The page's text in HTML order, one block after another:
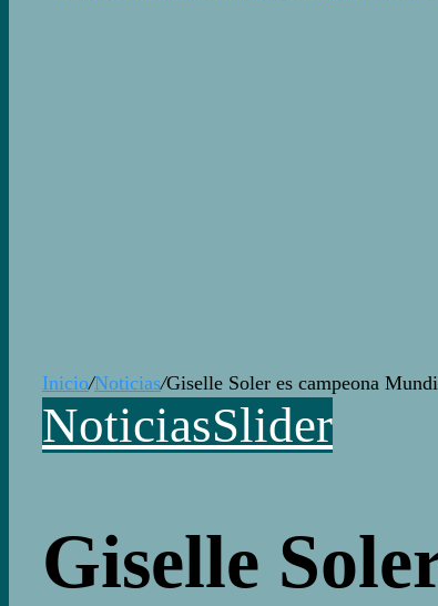
Inicio/Noticias/Giselle Soler es campeona
NoticiasSlider
Giselle